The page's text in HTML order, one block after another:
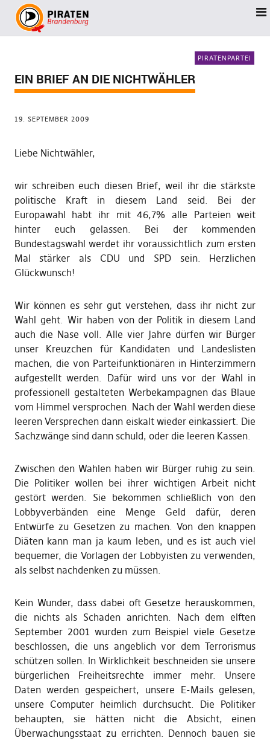
PIRATENPARTEI
EIN BRIEF AN DIE NICHTWÄHLER
19. SEPTEMBER 2009
Liebe Nichtwähler,
wir schreiben euch diesen Brief, weil ihr die stärkste
politische Kraft in diesem Land seid. Bei der
Europawahl habt ihr mit 46,7% alle Parteien weit
hinter euch gelassen. Bei der kommenden
Bundestagswahl werdet ihr voraussichtlich zum ersten
Mal stärker als CDU und SPD sein. Herzlichen
Glückwunsch!
Wir können es sehr gut verstehen, dass ihr nicht zur
Wahl geht. Wir haben von der Politik in diesem Land
auch die Nase voll. Alle vier Jahre dürfen wir Bürger
unser Kreuzchen für Kandidaten und Landeslisten
machen, die von Parteifunktionären in Hinterzimmern
aufgestellt werden. Dafür wird uns vor der Wahl in
professionell gestalteten Werbekampagnen das Blaue
vom Himmel versprochen. Nach der Wahl werden diese
leeren Versprechen dann eiskalt wieder einkassiert. Die
Sachzwänge sind dann schuld, oder die leeren Kassen.
Zwischen den Wahlen haben wir Bürger ruhig zu sein.
Die Politiker wollen bei ihrer wichtigen Arbeit nicht
gestört werden. Sie bekommen schließlich von den
Lobbyverbänden eine Menge Geld dafür, deren
Entwürfe zu Gesetzen zu machen. Von den knappen
Diäten kann man ja kaum leben, und es ist auch viel
bequemer, die Vorlagen der Lobbyisten zu verwenden,
als selbst nachdenken zu müssen.
Kein Wunder, dass dabei oft Gesetze herauskommen,
die nichts als Schaden anrichten. Nach dem elften
September 2001 wurden zum Beispiel viele Gesetze
beschlossen, die uns angeblich vor dem Terrorismus
schützen sollen. In Wirklichkeit beschneiden sie unsere
bürgerlichen Freiheitsrechte immer mehr. Unsere
Daten werden gespeichert, unsere E-Mails gelesen,
unsere Computer heimlich durchsucht. Die Politiker
behaupten, sie hätten nicht die Absicht, einen
Überwachungsstaat zu errichten. Dennoch bauen sie